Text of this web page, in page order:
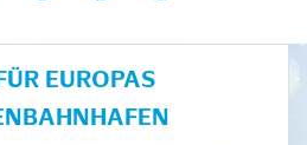
EUROPAS